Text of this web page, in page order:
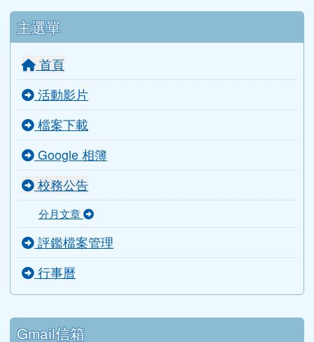
主選單
首頁
活動影片
檔案下載
Google 相簿
校務公告
分月文章
評鑑檔案管理
行事曆
Gmail信箱